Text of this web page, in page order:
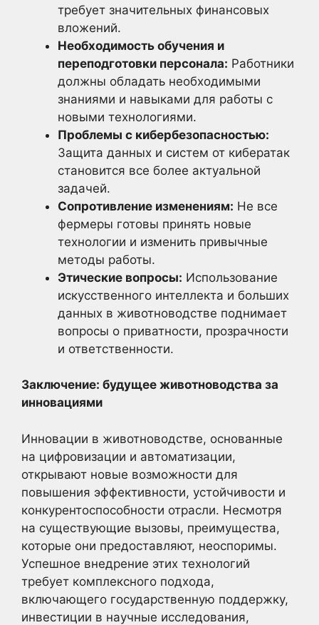
требует значительных финансовых
вложений.
Необходимость обучения и
переподготовки персонала: Работники
должны обладать необходимыми
знаниями и навыками для работы с
новыми технологиями.
Проблемы с кибербезопасностью:
Защита данных и систем от кибератак
становится все более актуальной
задачей.
Сопротивление изменениям: Не все
фермеры готовы принять новые
технологии и изменить привычные
методы работы.
Этические вопросы: Использование
искусственного интеллекта и больших
данных в животноводстве поднимает
вопросы о приватности, прозрачности
и ответственности.
Заключение: будущее животноводства за
инновациями
Инновации в животноводстве, основанные
на цифровизации и автоматизации,
открывают новые возможности для
повышения эффективности, устойчивости и
конкурентоспособности отрасли. Несмотря
на существующие вызовы, преимущества,
которые они предоставляют, неоспоримы.
Успешное внедрение этих технологий
требует комплексного подхода,
включающего государственную поддержку,
инвестиции в научные исследования,